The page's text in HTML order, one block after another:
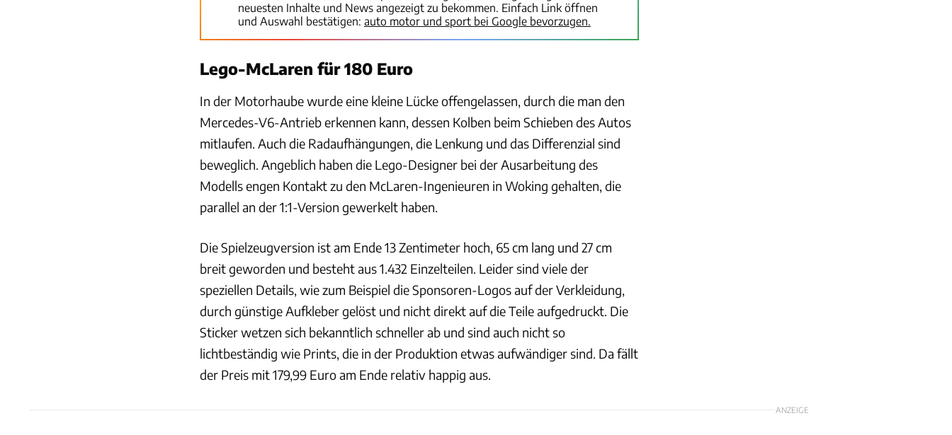
neuesten Inhalte und News angezeigt zu bekommen. Einfach Link öffnen
und Auswahl bestätigen: auto motor und sport bei Google bevorzugen.
Lego-McLaren für 180 Euro
In der Motorhaube wurde eine kleine Lücke offengelassen, durch die man den
Mercedes-V6-Antrieb erkennen kann, dessen Kolben beim Schieben des Autos
mitlaufen. Auch die Radaufhängungen, die Lenkung und das Differenzial sind
beweglich. Angeblich haben die Lego-Designer bei der Ausarbeitung des
Modells engen Kontakt zu den McLaren-Ingenieuren in Woking gehalten, die
parallel an der 1:1-Version gewerkelt haben.
Die Spielzeugversion ist am Ende 13 Zentimeter hoch, 65 cm lang und 27 cm
breit geworden und besteht aus 1.432 Einzelteilen. Leider sind viele der
speziellen Details, wie zum Beispiel die Sponsoren-Logos auf der Verkleidung,
durch günstige Aufkleber gelöst und nicht direkt auf die Teile aufgedruckt. Die
Sticker wetzen sich bekanntlich schneller ab und sind auch nicht so
lichtbeständig wie Prints, die in der Produktion etwas aufwändiger sind. Da fällt
der Preis mit 179,99 Euro am Ende relativ happig aus.
ANZEIGE